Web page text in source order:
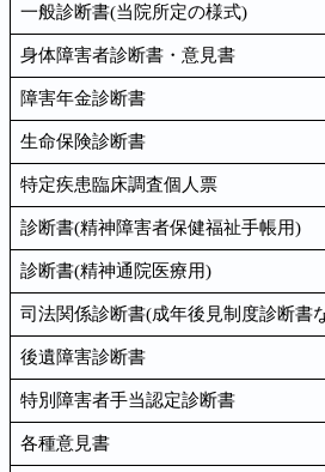
一般診断書(当院所定の様式)
身体障害者診断書・意見書
障害年金診断書
生命保険診断書
特定疾患臨床調査個人票
診断書(精神障害者保健福祉手帳用)
診断書(精神通院医療用)
司法関係診断書(成年後見制度診断書
後遺障害診断書
特別障害者手当認定診断書
各種意見書